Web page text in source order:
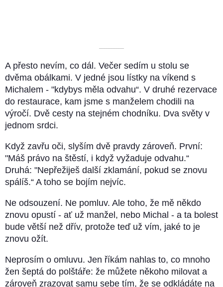
––––––––––
A přesto nevím, co dál. Večer sedím u stolu se
dvěma obálkami. V jedné jsou lístky na víkend s
Michalem - "kdybys měla odvahu“. V druhé rezervace
do restaurace, kam jsme s manželem chodili na
výročí. Dvě cesty na stejném chodníku. Dva světy v
jednom srdci.
Když zavřu oči, slyším dvě pravdy zároveň. První:
"Máš právo na štěstí, i když vyžaduje odvahu.“
Druhá: "Nepřežiješ další zklamání, pokud se znovu
spálíš.“ A toho se bojím nejvíc.
Ne odsouzení. Ne pomluv. Ale toho, že mě někdo
znovu opustí - ať už manžel, nebo Michal - a ta bolest
bude větší než dřív, protože teď už vím, jaké to je
znovu ožít.
Neprosím o omluvu. Jen říkám nahlas to, co mnoho
žen šeptá do polštáře: že můžete někoho milovat a
zároveň zrazovat samu sebe tím, že se odkládáte na